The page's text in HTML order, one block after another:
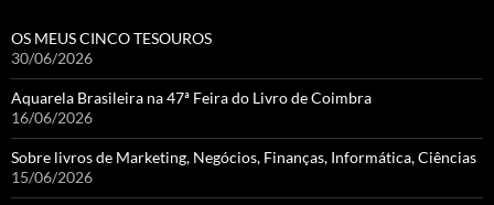
OS MEUS CINCO TESOUROS
30/06/2026
Aquarela Brasileira na 47ª Feira do Livro de Coimbra
16/06/2026
Sobre livros de Marketing, Negócios, Finanças, Informática, Ciências
15/06/2026